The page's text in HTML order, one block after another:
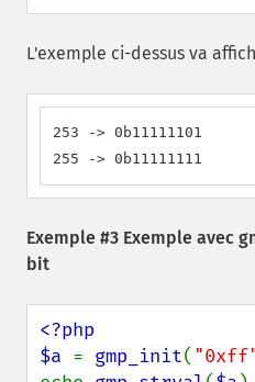
L'exemple ci-dessus va
253 -> 0b11111101
255 -> 0b11111111
Exemple #3 Exemple avec
bit
<?php
$a = gmp_init(